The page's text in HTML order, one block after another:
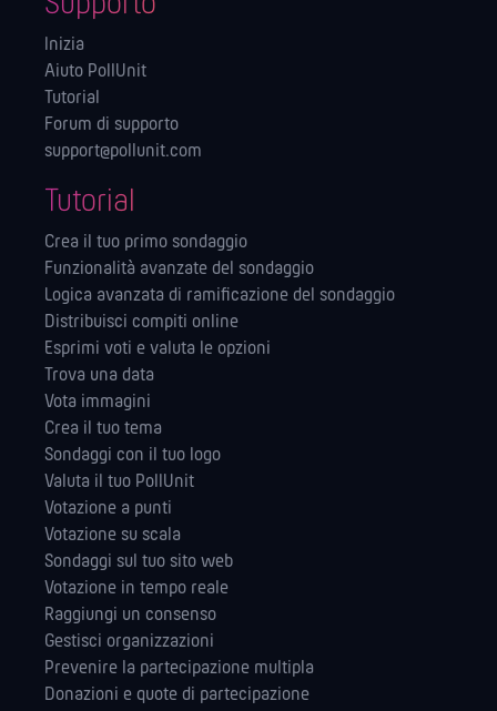
Inizia
Aiuto PollUnit
Tutorial
Forum di supporto
support@pollunit.com
Tutorial
Crea il tuo primo sondaggio
Funzionalità avanzate del sondaggio
Logica avanzata di ramificazione del sondaggio
Distribuisci compiti online
Esprimi voti e valuta le opzioni
Trova una data
Vota immagini
Crea il tuo tema
Sondaggi con il tuo logo
Valuta il tuo PollUnit
Votazione a punti
Votazione su scala
Sondaggi sul tuo sito web
Votazione in tempo reale
Raggiungi un consenso
Gestisci organizzazioni
Prevenire la partecipazione multipla
Donazioni e quote di partecipazione